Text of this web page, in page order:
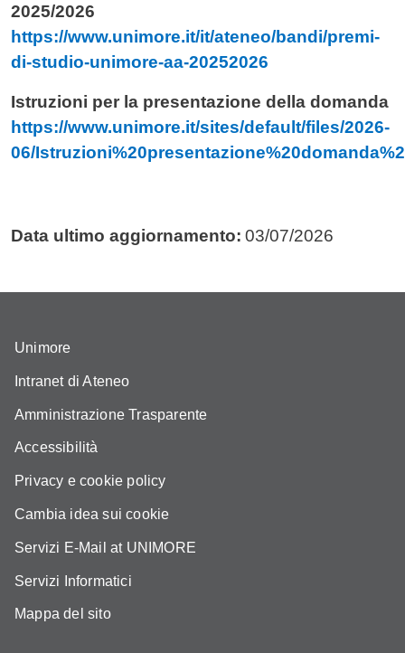
2025/2026
https://www.unimore.it/it/ateneo/bandi/premi-
di-studio-unimore-aa-20252026
Istruzioni per la presentazione della domanda
https://www.unimore.it/sites/default/files/2026-
06/
Data ultimo aggiornamento: 03/07/2026
Unimore
Intranet di Ateneo
Amministrazione Trasparente
Accessibilità
Privacy e cookie policy
Cambia idea sui cookie
Servizi E-Mail at UNIMORE
Servizi Informatici
Mappa del sito